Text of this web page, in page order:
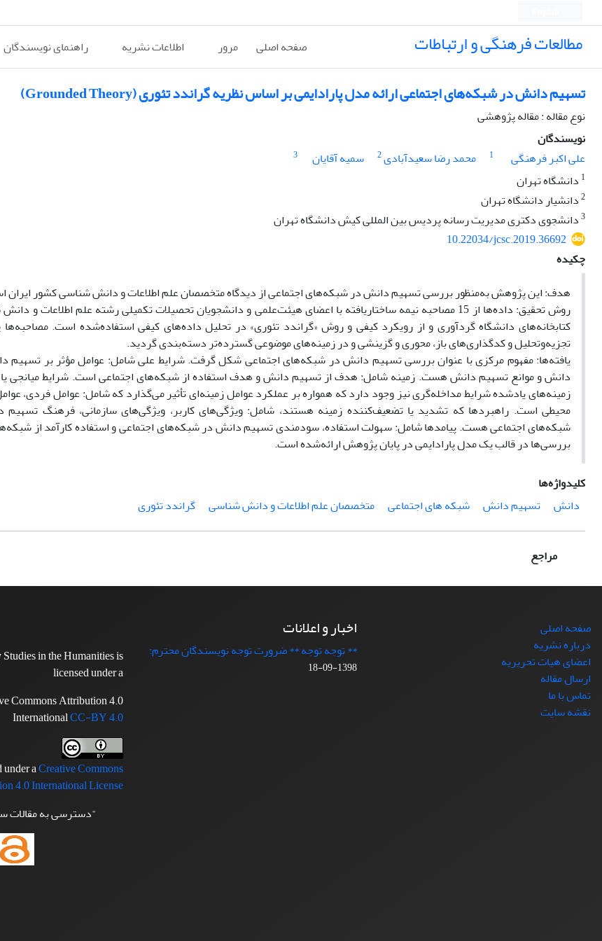
مطالعات فرهنگی و ارتباطات صفحه اصلی مرور اطلاعات نشریه راهنمای نویسندگان
تسهیم دانش در شبکه‌های اجتماعی ارائه مدل پارادایمی بر اساس نظریه گراندد تئوری (Grounded Theory)
نوع مقاله : مقاله پژوهشی
نویسندگان
علی اکبر فرهنگی
1 محمد رضا سعیدآبادی2 سمیه آقایان
3
1 دانشگاه تهران
2دانشیار دانشگاه تهران
3دانشجوی دکتری مدیریت رسانه پردیس بین المللی کیش دانشگاه تهران
10.22034/jcsc.2019.36692
چکیده
هدف: این پژوهش به‌منظور بررسی تسهیم دانش در شبکه‌های اجتماعی از دیدگاه متخصصان علم اطلاعات و دانش شناسی کشور ایران
روش تحقیق: داده‌ها از 15 مصاحبه نیمه ساختاریافته با اعضای هیئت‌علمی و دانشجویان تحصیلات تکمیلی رشته علم اطلاعات
کتابخانه‌های دانشگاه گردآوری و از رویکرد کیفی و روش «گراندد تئوری» در تحلیل داده‌های کیفی استفاده‌شده است. مصاحبه‌ها
تجزیه‌وتحلیل و کدگذاری‌های باز، محوری و گزینشی و در زمینه‌های موضوعی گسترده‌تر دسته‌بندی گردید.
یافته‌ها: مفهوم مرکزی با عنوان بررسی تسهیم دانش در شبکه‌های اجتماعی شکل گرفت. شرایط علی شامل: عوامل مؤثر بر تسهیم
دانش و موانع تسهیم دانش هست. زمینه شامل: هدف از تسهیم دانش و هدف استفاده از شبکه‌های اجتماعی است. شرایط میانجی یا
زمینه‌های یادشده شرایط مداخله‌گری نیز وجود دارد که همواره بر عملکرد عوامل زمینه‌ای تأثیر می‌گذارد که شامل: عوامل فردی،
محیطی است. راهبردها که تشدید یا تضعیف‌کننده زمینه هستند، شامل: ویژگی‌های کاربر، ویژگی‌های سازمانی، فرهنگ
شبکه‌های اجتماعی هست. پیامدها شامل: سهولت استفاده، سودمندی تسهیم دانش در شبکه‌های اجتماعی و استفاده کارآمد از
بررسی‌ها در قالب یک مدل پارادایمی در پایان پژوهش ارائه‌شده است.
کلیدواژه‌ها
دانش
تسهیم دانش شبکه های اجتماعی متخصصان علم اطلاعات و دانش شناسی گراندد تئوری
مراجع
صفحه اصلی
درباره نشریه
اعضای هیات تحریریه
ارسال مقاله
تماس با ما
نقشه سایت
اخبار و اعلانات
** توجه توجه ** ضرورت توجه نویسندگان محترم:
1398-09-18
in the Humanities is
licensed under a
Commons Attribution 4.0
InternationalCC-BY 4.0
aCreative Commons
4.0 International License
"دسترسی به مقالات